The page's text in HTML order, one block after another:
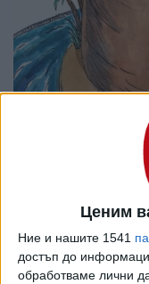
Ценим
Ние и нашите 1541
достъп до
обработваме лични